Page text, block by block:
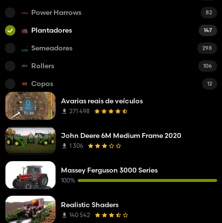
Power Harrows 82
Plantadores 147
Semeadores 298
Rollers 106
Copos 12
Avarias reais de veículos
271 498
John Deere 6M Medium Frame 2020
1 306
Massey Ferguson 3000 Series
100%
Realistic Shaders
140 542